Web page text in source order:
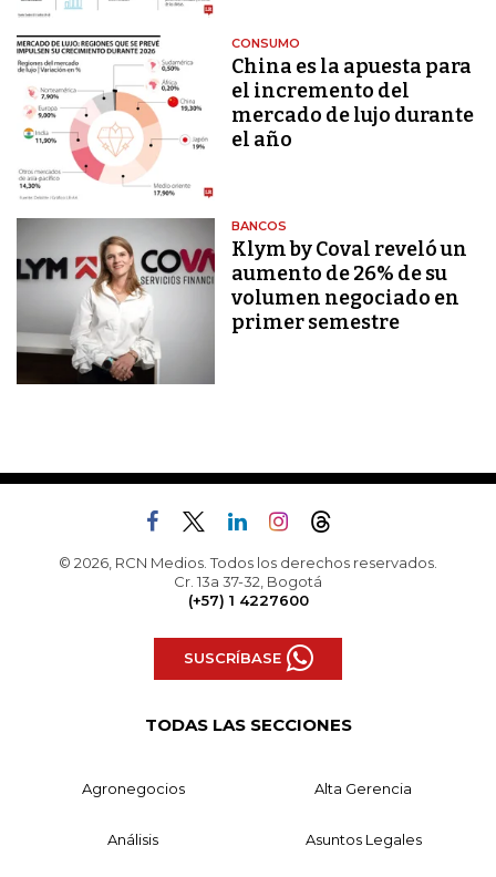
CONSUMO
China es la apuesta para
el incremento del
mercado de lujo durante
el año
BANCOS
Klym by Coval reveló un
aumento de 26% de su
volumen negociado en
primer semestre
© 2026, RCN Medios. Todos los derechos reservados.
Cr. 13a 37-32, Bogotá
(+57) 1 4227600
SUSCRÍBASE
TODAS LAS SECCIONES
Agronegocios Alta Gerencia
Análisis Asuntos Legales